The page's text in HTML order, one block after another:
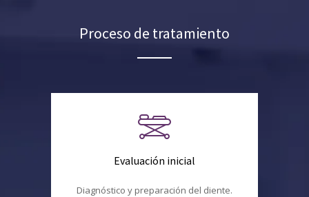
Proceso de tratamiento
Evaluación inicial
Diagnóstico y preparación del diente.